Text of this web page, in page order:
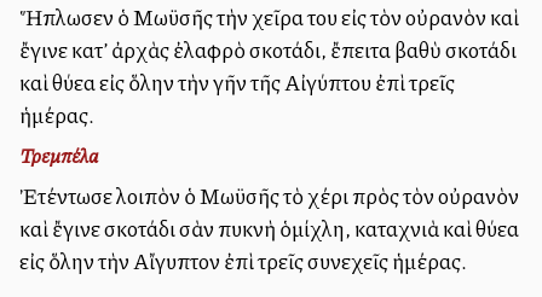
Ἥπλωσεν ὁ Μωϋσῆς τὴν χεῖρα του εἰς τὸν οὐρανὸν καὶ
ἔγινε κατ’ ἀρχὰς ἐλαφρὸ σκοτάδι, ἔπειτα βαθὺ σκοτάδι
καὶ θύελλα εἰς ὅλην τὴν γῆν τῆς Αἰγύπτου ἐπὶ τρεῖς
ἡμέρας.
Τρεμπέλα
Ἐτέντωσε λοιπὸν ὁ Μωϋσῆς τὸ χέρι πρὸς τὸν οὐρανὸν
καὶ ἔγινε σκοτάδι σὰν πυκνὴ ὁμίχλη, καταχνιὰ καὶ θύελλα
εἰς ὅλην τὴν Αἴγυπτον ἐπὶ τρεῖς συνεχεῖς ἡμέρας.